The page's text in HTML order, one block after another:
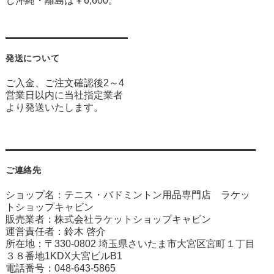
発送について
ご入金、ご注文確認後2～4
営業日以内に当社指定業者
より発送いたします。
ご連絡先
ショップ名：テニス・バドミントン用品専門店 ラケッ
トショップキャビン
販売業者：株式会社ラケットショップキャビン
運営責任者：鈴木 啓介
所在地：〒330-0802 埼玉県さいたま市大宮区宮町１丁目
３８番地1KDX大宮ビルB1
電話番号：048-643-5865